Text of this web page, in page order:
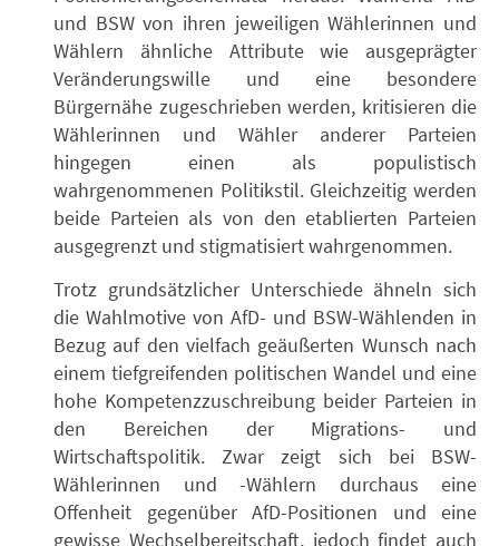
und BSW von ihren jeweiligen Wählerinnen und
Wählern ähnliche Attribute wie ausgeprägter
Veränderungswille und eine besondere
Bürgernähe zugeschrieben werden, kritisieren die
Wählerinnen und Wähler anderer Parteien
hingegen einen als populistisch
wahrgenommenen Politikstil. Gleichzeitig werden
beide Parteien als von den etablierten Parteien
ausgegrenzt und stigmatisiert wahrgenommen.
Trotz grundsätzlicher Unterschiede ähneln sich
die Wahlmotive von AfD- und BSW-Wählenden in
Bezug auf den vielfach geäußerten Wunsch nach
einem tiefgreifenden politischen Wandel und eine
hohe Kompetenzzuschreibung beider Parteien in
den Bereichen der Migrations- und
Wirtschaftspolitik. Zwar zeigt sich bei BSW-
Wählerinnen und -Wählern durchaus eine
Offenheit gegenüber AfD-Positionen und eine
gewisse Wechselbereitschaft, jedoch findet auch